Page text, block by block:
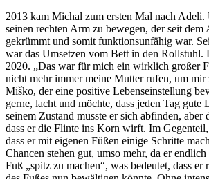
2013 kam Michal zum ersten Mal nach Adeli.
seinen rechten Arm zu bewegen, der seit
gekrümmt und somit funktionsunfähig war.
war das Umsetzen vom Bett in den Rollstuhl.
2020. „Das war für mich ein wirklich großer
nicht mehr immer meine Mutter rufen, um mir
Miško, der eine positive Lebenseinstellung
gerne, lacht und möchte, dass jeden Tag gute
seinem Zustand musste er sich abfinden, aber
dass er die Flinte ins Korn wirft. Im
dass er mit eigenen Füßen einige Schritte
Chancen stehen gut, umso mehr, da er
Fuß „spitz zu machen“, was bedeutet, dass er